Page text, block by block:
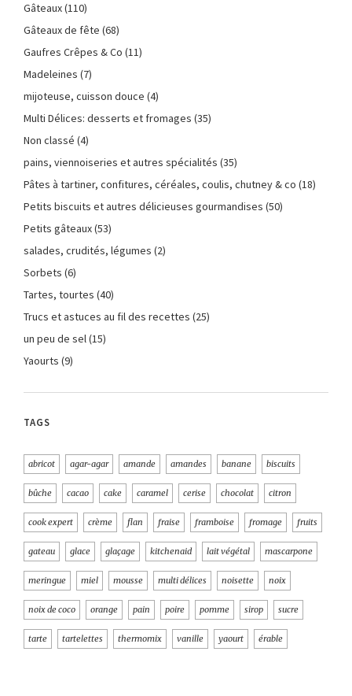
Gâteaux(110)
Gâteaux de fête (68)
Gaufres Crêpes & Co (11)
Madeleines (7)
mijoteuse, cuisson douce (4)
Multi Délices: desserts et fromages (35)
Non classé (4)
pains, viennoiseries et autres spécialités (35)
Pâtes à tartiner, confitures, céréales, coulis, chutney & co (18)
Petits biscuits et autres délicieuses gourmandises (50)
Petits gâteaux(53)
salades, crudités, légumes (2)
Sorbets (6)
Tartes, tourtes (40)
Trucs et astuces au fil des recettes (25)
un peu de sel(15)
Yaourts (9)
TAGS
abricot agar-agar amande amandes banane biscuits
bûche cacao cake caramel cerise chocolat citron
cook expert crème flan fraise framboise fromage fruits
gateau glace glaçage kitchenaid lait végétal mascarpone
meringue miel mousse multi délices noisette noix
noix de coco orange pain poire pomme sirop sucre
tarte tartelettes thermomix vanille yaourt érable